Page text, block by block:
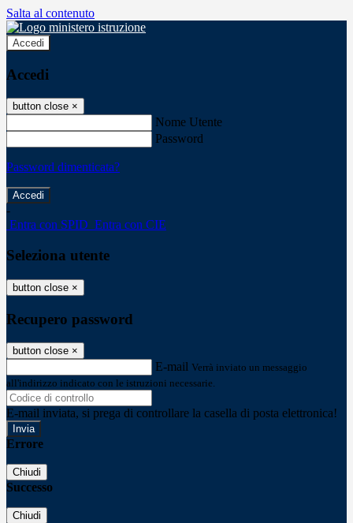
Salta al contenuto
Accedi
Accedi
button close ×
Nome Utente
Password
Password dimenticata?
-
Entra con SPID Entra con CIE
Seleziona utente
button close ×
Recupero password
button close ×
E-mail Verrà inviato un messaggio
all'indirizzo indicato con le istruzioni necessarie.
E-mail inviata, si prega di controllare la casella di posta elettronica!
Errore
Chiudi
Successo
Chiudi